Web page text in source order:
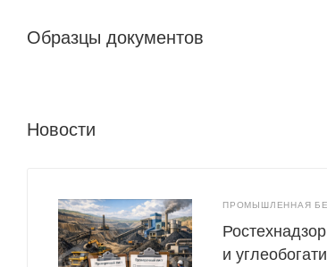
Образцы документов
Новости
ПРОМЫШЛЕННАЯ
и